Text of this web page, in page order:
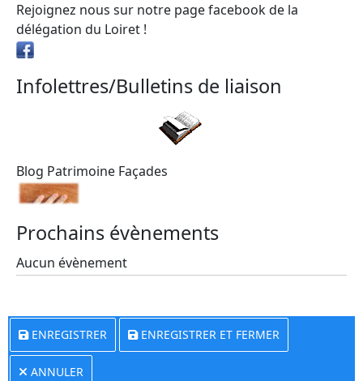
Rejoignez nous sur notre page facebook de la
délégation du Loiret !
Infolettres/Bulletins de liaison
Blog Patrimoine Façades
Prochains évènements
Aucun évènement
ENREGISTRER ENREGISTRER ET FERMER
ANNULER